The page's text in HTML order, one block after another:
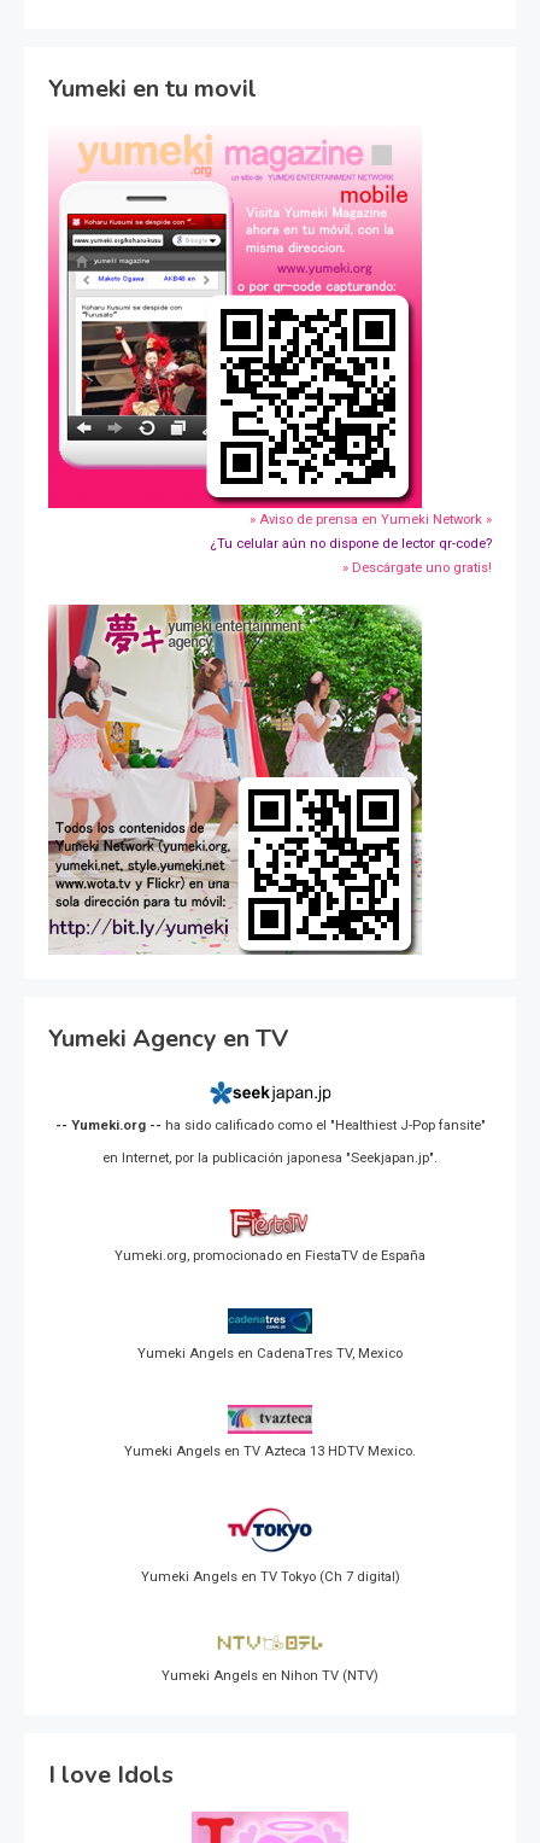
Yumeki en tu movil
» Aviso de prensa en Yumeki Network »
¿Tu celular aún no dispone de lector qr-code?
» Descárgate uno gratis!
Yumeki Agency en TV
-- Yumeki.org -- ha sido calificado como el "Healthiest J-Pop fansite"
en Internet, por la publicación japonesa "Seekjapan.jp".
Yumeki.org, promocionado en FiestaTV de España
Yumeki Angels en CadenaTres TV, Mexico
Yumeki Angels en TV Azteca 13 HDTV Mexico.
Yumeki Angels en TV Tokyo (Ch 7 digital)
Yumeki Angels en Nihon TV (NTV)
I love Idols